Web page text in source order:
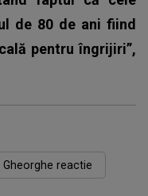
de 80 de ani fiind
pentru îngrijiri”,
Gheorghe reactie